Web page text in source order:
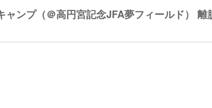
ンプ（＠高円宮記念JFA夢フィールド） 離